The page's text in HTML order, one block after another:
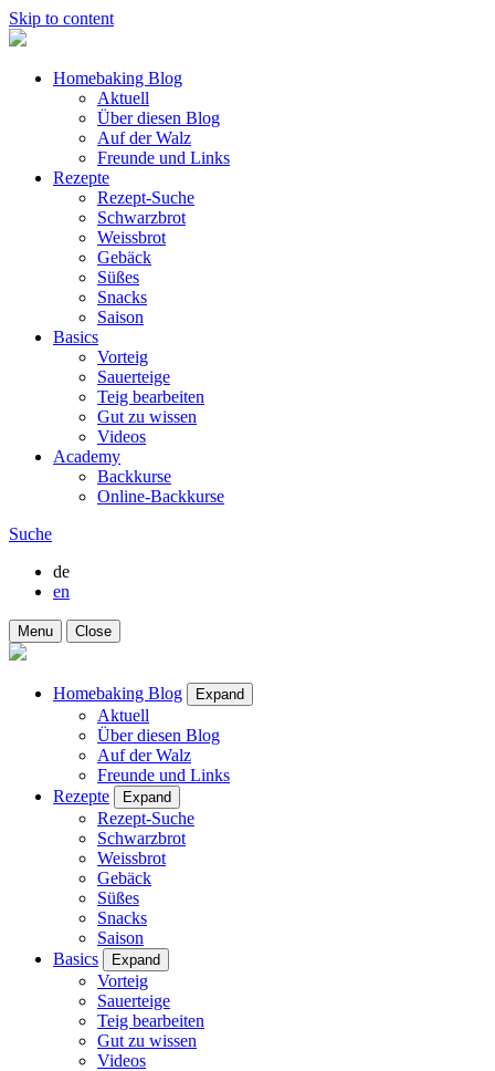
Skip to content
Homebaking Blog
Aktuell
Über diesen Blog
Auf der Walz
Freunde und Links
Rezepte
Rezept-Suche
Schwarzbrot
Weissbrot
Gebäck
Süßes
Snacks
Saison
Basics
Vorteig
Sauerteige
Teig bearbeiten
Gut zu wissen
Videos
Academy
Backkurse
Online-Backkurse
Suche
de
en
Menu Close
Homebaking Blog Expand
Aktuell
Über diesen Blog
Auf der Walz
Freunde und Links
Rezepte
Expand
Rezept-Suche
Schwarzbrot
Weissbrot
Gebäck
Süßes
Snacks
Saison
Basics
Expand
Vorteig
Sauerteige
Teig bearbeiten
Gut zu wissen
Videos